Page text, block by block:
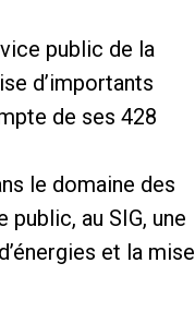
public de la
d’importants
de ses 428
le domaine des
au SIG, une
et la mise